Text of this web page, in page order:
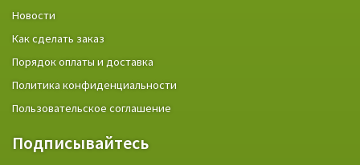
Новости
Как сделать заказ
Порядок оплаты и доставка
Политика конфиденциальности
Пользовательское соглашение
Подписывайтесь